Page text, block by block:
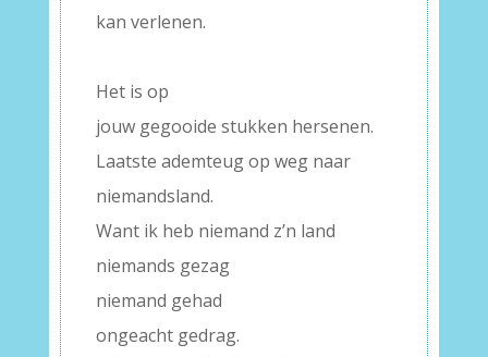
kan verlenen.
Het is op
jouw gegooide stukken hersenen.
Laatste ademteug op weg naar
niemandsland.
Want ik heb niemand z’n land
niemands gezag
niemand gehad
ongeacht gedrag.